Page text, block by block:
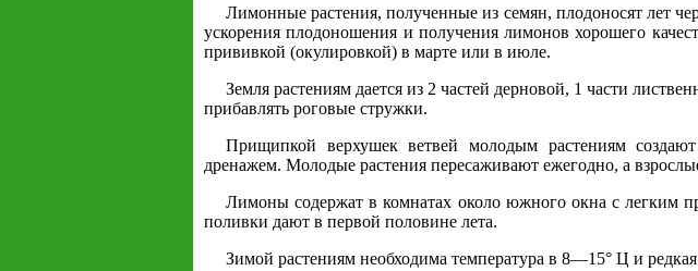
Лимонные растения, полученные из семян, плодоносят лет
ускорения плодоношения и получения лимонов хорошего
прививкой (окулировкой) в марте или в июле.
Земля растениям дается из 2 частей дерновой, 1 части
прибавлять роговые стружки.
Прищипкой верхушек ветвей молодым растениям
дренажем. Молодые растения пересаживают ежегодно, а
Лимоны содержат в комнатах около южного окна с легким
поливки дают в первой половине лета.
Зимой растениям необходима температура в 8—15° Ц и